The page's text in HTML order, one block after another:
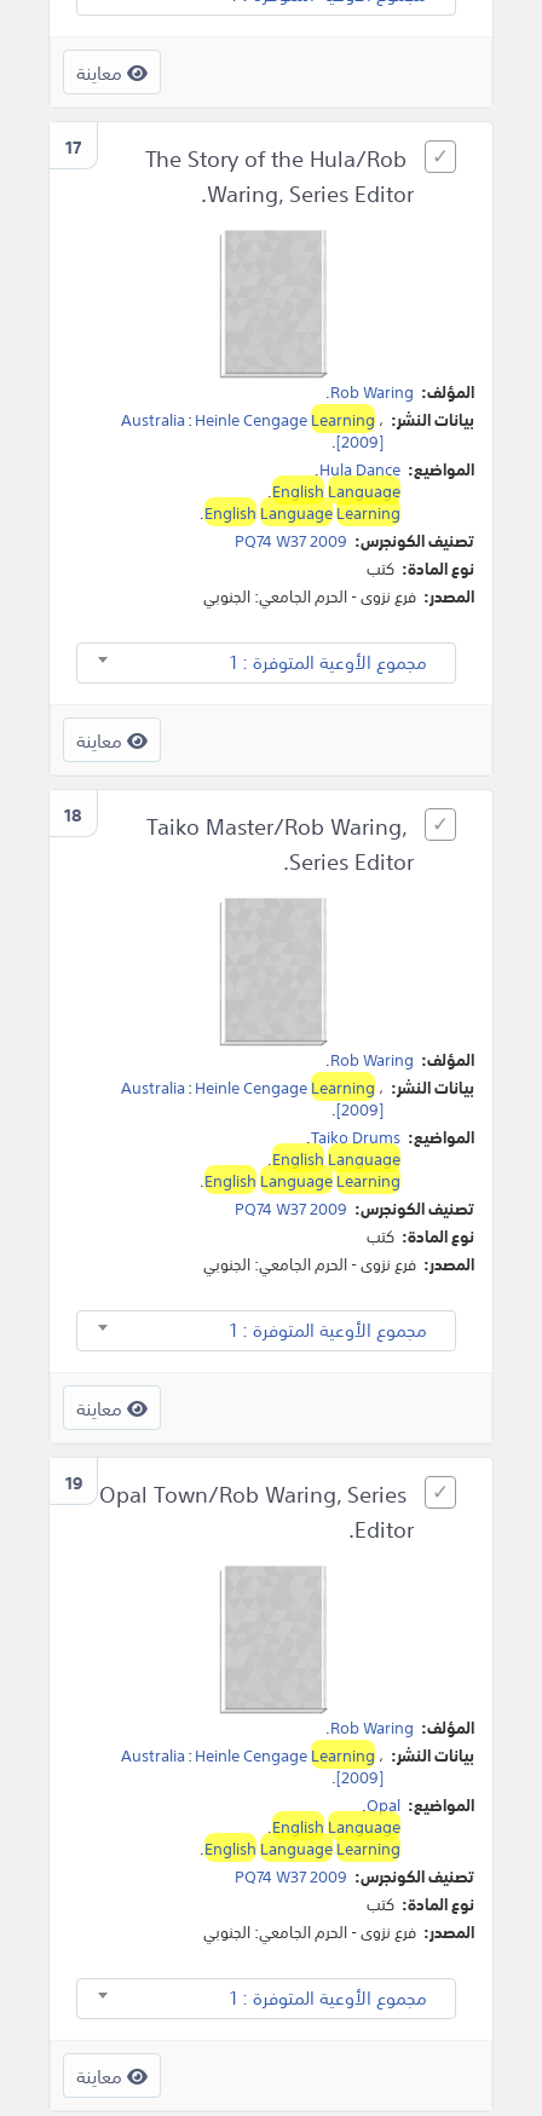
معاينة
17
The Story of the Hula/Rob
Waring, Series Editor.
المؤلف: Rob Waring
.
بيانات النشر:
Australia:Heinle CengageLearning،
[2009]
.
المواضيع: Hula Dance
.
EnglishLanguage
.
EnglishLanguageLearning
.
تصنيف الكونجرس: PQ74 W37 2009
نوع المادة: كتب
المصدر: فرع نزوى - الحرم الجامعي: الجنوبي
مجموع الأوعية المتوفرة : 1
معاينة
18
Taiko Master/Rob Waring,
Series Editor.
المؤلف: Rob Waring
.
بيانات النشر:
Australia:Heinle CengageLearning،
[2009]
.
المواضيع: Taiko Drums
.
EnglishLanguage
.
EnglishLanguageLearning
.
تصنيف الكونجرس: PQ74 W37 2009
نوع المادة: كتب
المصدر: فرع نزوى - الحرم الجامعي: الجنوبي
مجموع الأوعية المتوفرة : 1
معاينة
19 Opal Town/Rob Waring, Series
Editor.
المؤلف: Rob Waring
.
بيانات النشر:
Australia:Heinle CengageLearning،
[2009]
.
المواضيع: Opal
.
EnglishLanguage
.
EnglishLanguageLearning
.
تصنيف الكونجرس: PQ74 W37 2009
نوع المادة: كتب
المصدر: فرع نزوى - الحرم الجامعي: الجنوبي
مجموع الأوعية المتوفرة : 1
معاينة